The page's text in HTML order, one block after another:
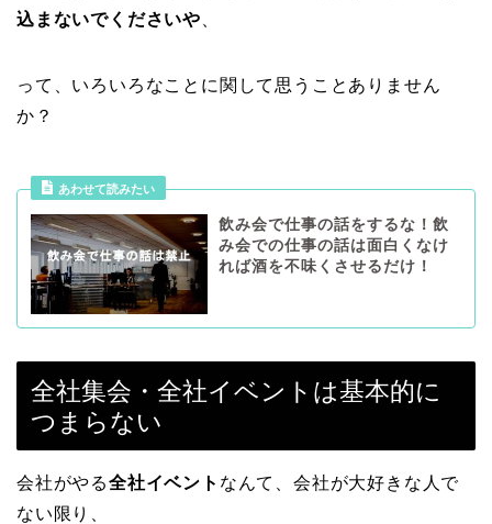
込まないでくださいや
って、いろいろなことに関して思うことありません
か？
あわせて読みたい
飲み会で仕事の話をするな！飲
み会での仕事の話は面白くなけ
れば酒を不味くさせるだけ！
全社集会・全社イベントは基本的に
つまらない
会社がやる全社イベント なんて、会社が大好きな人で
ない限り、